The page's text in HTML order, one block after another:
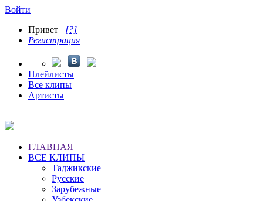
Войти
Привет [?]
Регистрация
Плейлисты
Все клипы
Артисты
ГЛАВНАЯ
ВСЕ КЛИПЫ
Таджикские
Русские
Зарубежные